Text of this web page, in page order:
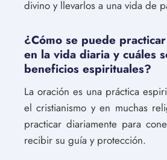
divino y llevarlos a una vida de
¿Cómo se puede
en la vida diaria y cuáles
beneficios espirituales?
La oración es una práctica
el cristianismo y en muchas
practicar diariamente para
recibir su guía y protección.